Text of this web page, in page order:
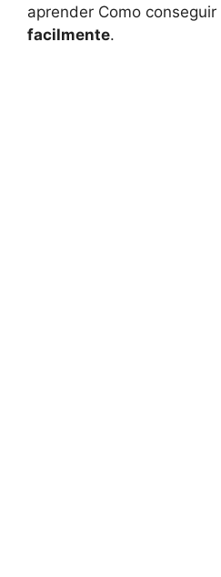
aprender Como conseguir
facilmente.